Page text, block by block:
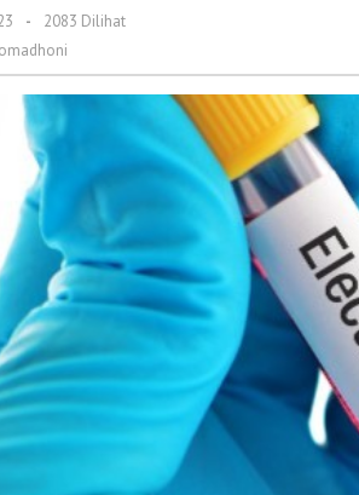
Elektrolit
Larutan
Non-
Elektrolit
oleh
Randi
-
2083 Dilihat